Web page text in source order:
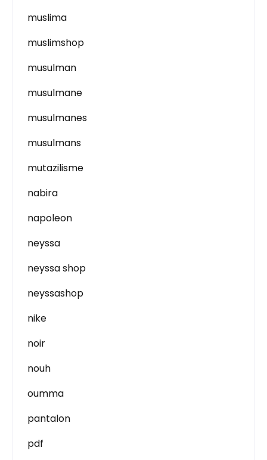
muslima
muslimshop
musulman
musulmane
musulmanes
musulmans
mutazilisme
nabira
napoleon
neyssa
neyssa shop
neyssashop
nike
noir
nouh
oumma
pantalon
pdf